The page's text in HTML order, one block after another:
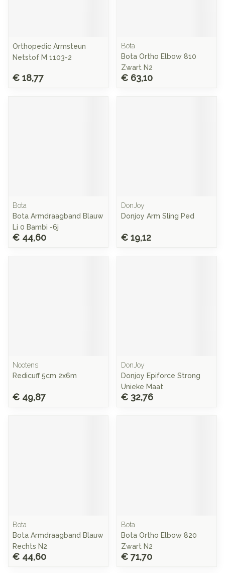
Orthopedic Armsteun
Netstof M 1103-2
€ 18,77
Bota
Bota Ortho Elbow 810
Zwart N2
€ 63,10
Bota
Bota Armdraagband Blauw
Li 0 Bambi -6j
€ 44,60
DonJoy
Donjoy Arm Sling Ped
€ 19,12
Nootens
Redicuff 5cm 2x6m
€ 49,87
DonJoy
Donjoy Epiforce Strong
Unieke Maat
€ 32,76
Bota
Bota Armdraagband Blauw
Rechts N2
€ 44,60
Bota
Bota Ortho Elbow 820
Zwart N2
€ 71,70